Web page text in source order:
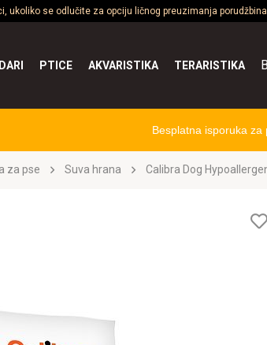
ukoliko se odlučite za opciju ličnog preuzimanja
PTICE AKVARISTIKA TERARISTIKA
Besplatna isporuka
za pse Suva hrana Calibra Dog